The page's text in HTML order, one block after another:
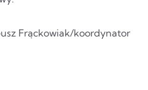
Frąckowiak/koordynator